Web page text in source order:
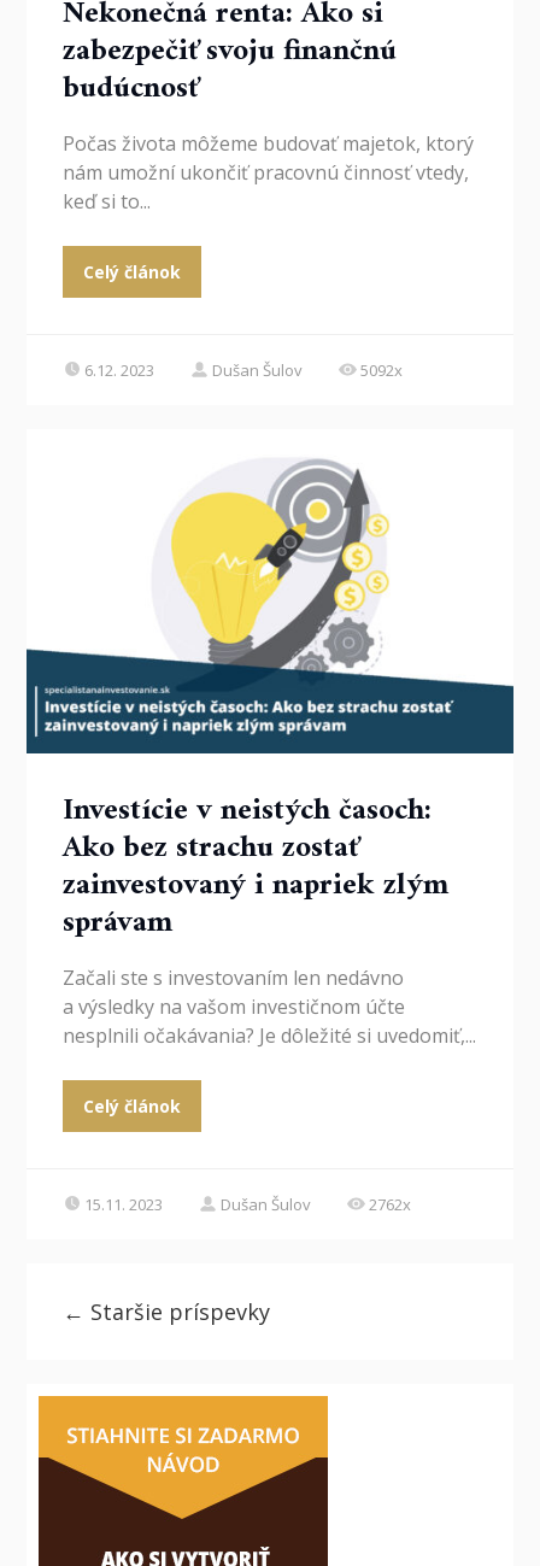
Nekonečná renta: Ako si
zabezpečiť svoju finančnú
budúcnosť
Počas života môžeme budovať majetok, ktorý
nám umožní ukončiť pracovnú činnosť vtedy,
keď si to...
Celý článok
6.12. 2023 Dušan Šulov 5092x
Investície v neistých časoch:
Ako bez strachu zostať
zainvestovaný i napriek zlým
správam
Začali ste s investovaním len nedávno
a výsledky na vašom investičnom účte
nesplnili očakávania? Je dôležité si uvedomiť,...
Celý článok
15.11. 2023 Dušan Šulov 2762x
← Staršie príspevky